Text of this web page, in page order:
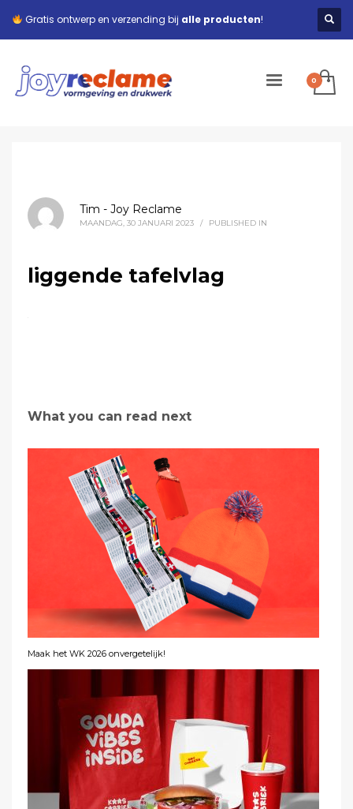
Gratis ontwerp en verzending bij alle producten!
Tim - Joy Reclame
MAANDAG, 30 JANUARI 2023 / PUBLISHED IN
liggende tafelvlag
What you can read next
Maak het WK 2026 onvergetelijk!